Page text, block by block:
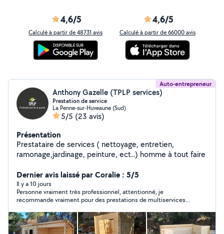
4,6/5
Calculé à partir de 48731 avis
4,6/5
Calculé à partir de 66000 avis
Auto-entrepreneur
Anthony Gazelle (TPLP services)
Prestation de service
La Penne-sur-Huveaune (Sud)
5/5 (23 avis)
Présentation
Prestataire de services ( nettoyage, entretien,
ramonage,jardinage, peinture, ect..) homme à tout faire
Dernier avis laissé par Coralie : 5/5
Il y a 10 jours
Personne vraiment très professionnel, attentionné, je
recommande vraiment pour des prestations de multiservices